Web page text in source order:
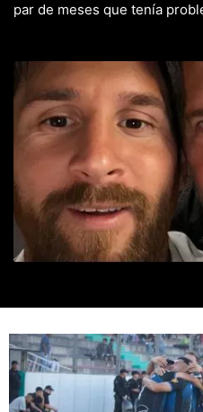
par de meses que tenía